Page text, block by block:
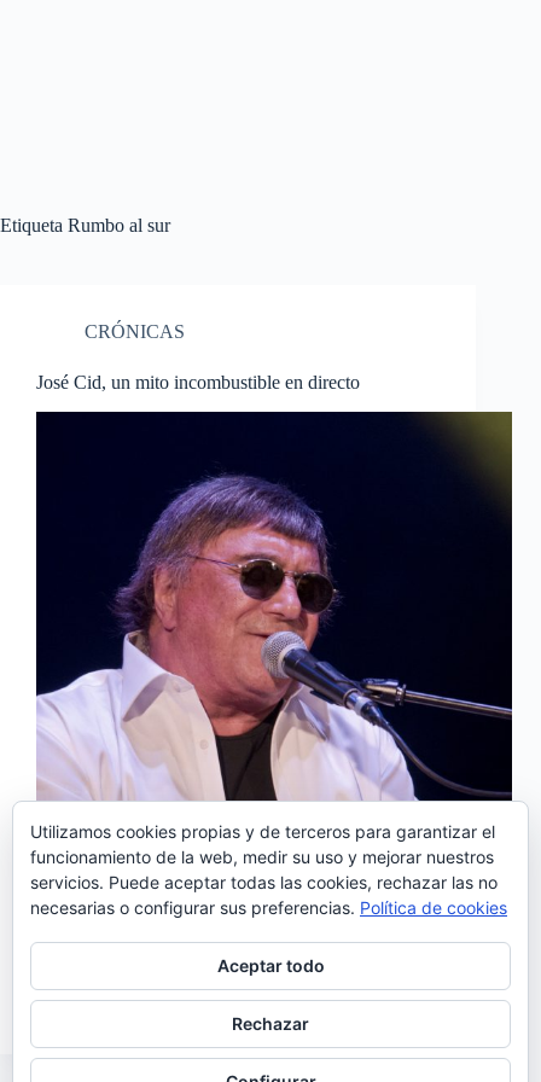
Etiqueta Rumbo al sur
CRÓNICAS
José Cid, un mito incombustible en directo
José Cid actuó el 24 de noviembre en la Sala
Caracol de Madrid dentro de la programación de la
Muestra de cultura portuguesa y demostró, que a
pesar de haber pasado los 70, sigue estando en muy
buena forma. Los que…
Noemí Sánchez
25/11/2016
Utilizamos cookies propias y de terceros para garantizar el
funcionamiento de la web, medir su uso y mejorar nuestros
servicios. Puede aceptar todas las cookies, rechazar las no
necesarias o configurar sus preferencias. Política de cookies
Aceptar todo
Rechazar